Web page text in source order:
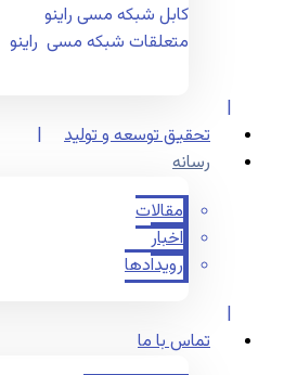
کابل شبکه مسی راینو
متعلقات شبکه مسی راینو
تحقیق توسعه و تولید
رسانه
مقالات
اخبار
رویدادها
تماس با ما